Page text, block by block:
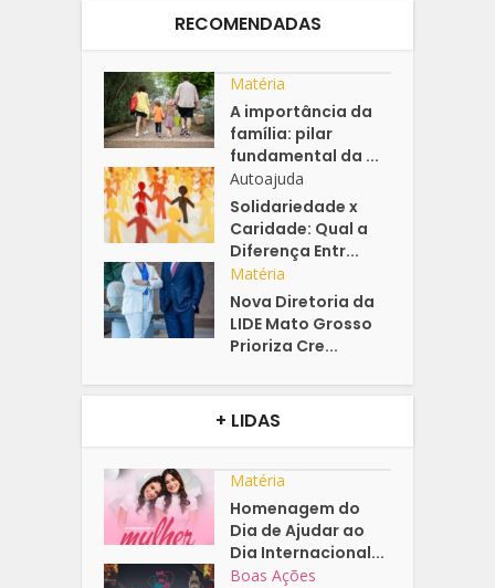
RECOMENDADAS
Matéria
A importância da
família: pilar
fundamental da ...
Autoajuda
Solidariedade x
Caridade: Qual a
Diferença Entr...
Matéria
Nova Diretoria da
LIDE Mato Grosso
Prioriza Cre...
+ LIDAS
Matéria
Homenagem do
Dia de Ajudar ao
Dia Internacional...
Boas Ações